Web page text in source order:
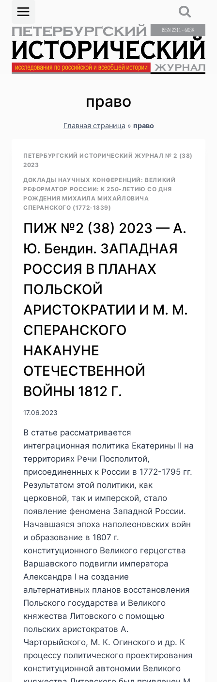
Перейти
содержимому
право
Главная страница » право
ПЕТЕРБУРГСКИЙ ИСТОРИЧЕСКИЙ ЖУРНАЛ № 2 (38)
2023
ДОКЛАДЫ НАУЧНЫХ КОНФЕРЕНЦИЙ: ВЕЛИКИЙ
РЕФОРМАТОР РОССИИ: К 250-ЛЕТИЮ СО ДНЯ
РОЖДЕНИЯ МИХАИЛА МИХАЙЛОВИЧА
СПЕРАНСКОГО (1772-1839)
ПИЖ №2 (38) 2023 — А.
Ю. Бендин. ЗАПАДНАЯ
РОССИЯ В ПЛАНАХ
ПОЛЬСКОЙ
АРИСТОКРАТИИ И М. М.
СПЕРАНСКОГО
НАКАНУНЕ
ОТЕЧЕСТВЕННОЙ
ВОЙНЫ 1812 Г.
17.06.2023
В статье рассматривается
интеграционная политика Екатерины II на
территориях Речи Посполитой,
присоединенных к России в 1772-1795 гг.
Результатом этой политики, как
церковной, так и имперской, стало
появление феномена Западной России.
Начавшаяся эпоха наполеоновских войн
и образование в 1807 г.
конституционного Великого герцогства
Варшавского подвигли императора
Александра I на создание
альтернативных планов восстановления
Польского государства и Великого
княжества Литовского с помощью
польских аристократов А.
Чарторыйского, М. К. Огинского и др. К
процессу политического проектирования
конституционной автономии Великого